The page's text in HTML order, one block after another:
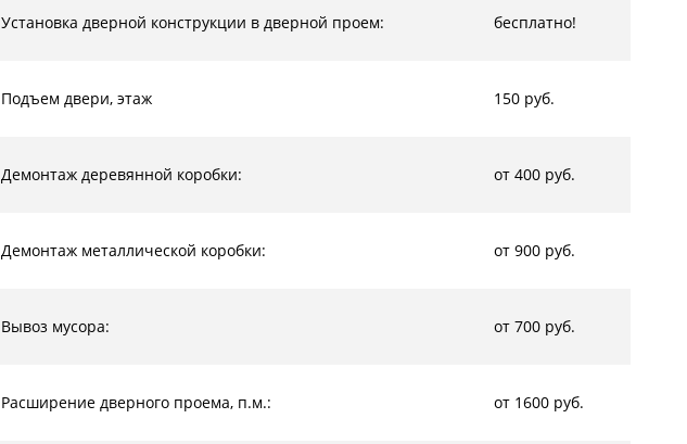
Установка дверной конструкции в дверной проем: бесплатно!
Подъем двери, этаж 150 руб.
Демонтаж деревянной коробки: от 400 руб.
Демонтаж металлической коробки: от 900 руб.
Вывоз мусора: от 700 руб.
Расширение дверного проема, п.м.: от 1600 руб.